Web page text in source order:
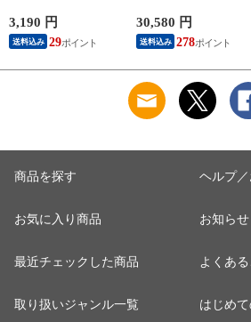
手開き 手動開閉 親
骨50cm 8本骨 丈夫
軽量 UVカット100%
3,190 円
送料込み 29
ース suitcase ストッ
パー フロントポケッ
ト キャリーバッグ
Extreme Journey 92L
Large INV90
30,580 円
送料込み 278
商品を探す
お気に入り商品
最近チェックした商品
取り扱いジャンル一覧
ヘルプ
お知らせ
よくあ
はじめ